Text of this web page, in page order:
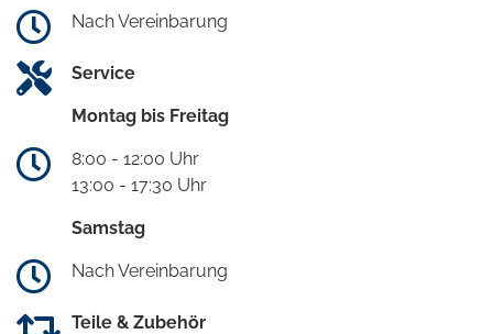
Nach Vereinbarung
Service
Montag bis Freitag
8:00 - 12:00 Uhr
13:00 - 17:30 Uhr
Samstag
Nach Vereinbarung
Teile & Zubehör